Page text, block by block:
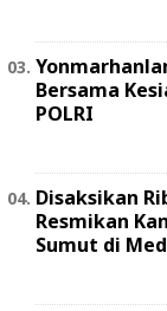
Bersama
POLRI
Disaksikan
Resmikan
Sumut di